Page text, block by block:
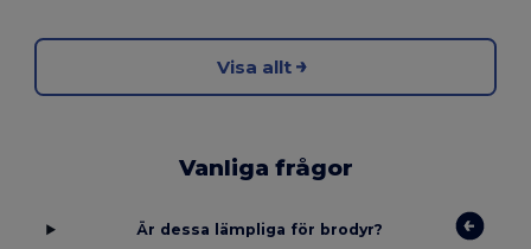
Visa allt
Vanliga frågor
Är dessa lämpliga för brodyr?